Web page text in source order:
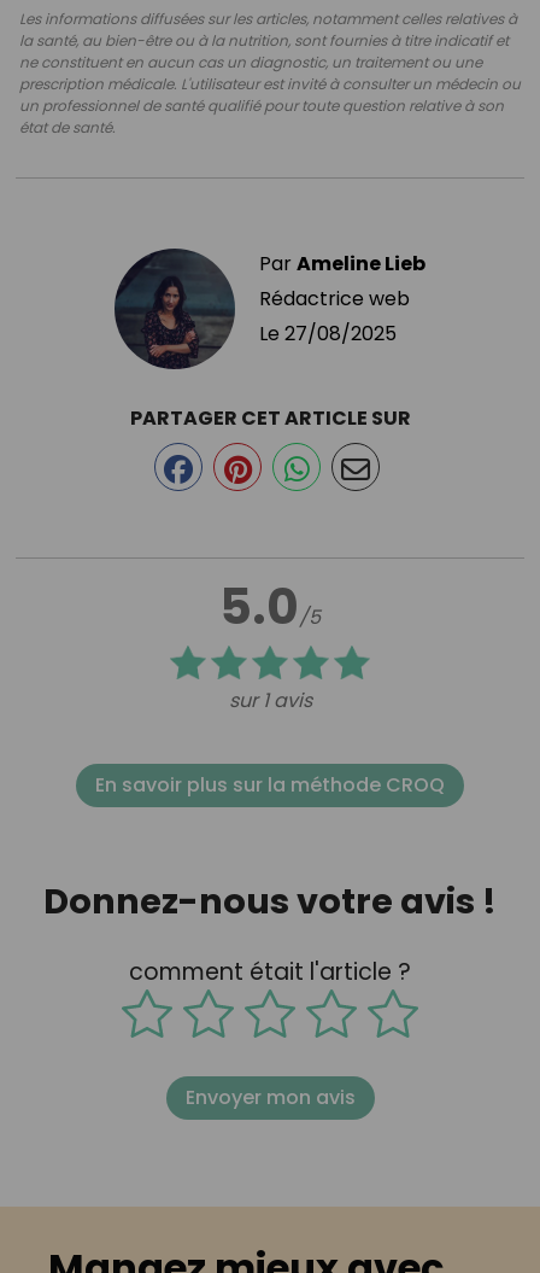
Les informations diffusées sur les articles, notamment celles relatives à
la santé, au bien-être ou à la nutrition, sont fournies à titre indicatif et
ne constituent en aucun cas un diagnostic, un traitement ou une
prescription médicale. L'utilisateur est invité à consulter un médecin ou
un professionnel de santé qualifié pour toute question relative à son
état de santé.
ParAmeline Lieb
Rédactrice web
Le 27/08/2025
5.0/5
sur 1 avis
PARTAGER CET ARTICLE SUR
En savoir plus sur la méthode CROQ
Donnez-nous votre avis !
comment était l'article ?
Envoyer mon avis